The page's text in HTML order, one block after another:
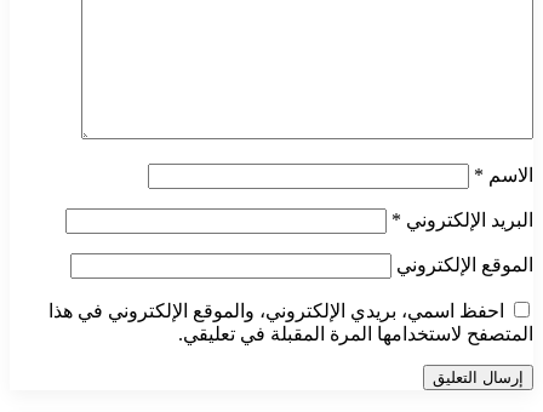
الاسم *
البريد الإلكتروني *
الموقع الإلكتروني
احفظ اسمي، بريدي الإلكتروني، والموقع الإلكتروني في هذا
المتصفح لاستخدامها المرة المقبلة في تعليقي.